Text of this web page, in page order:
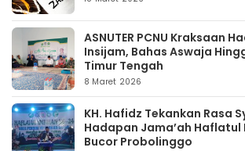
ASNUTER PCNU Kraksaan
Insijam, Bahas Aswaja
Timur Tengah
8 Maret 2026
KH. Hafidz Tekankan Rasa
Hadapan Jama’ah
Bucor Probolinggo